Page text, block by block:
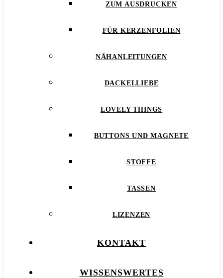
ZUM AUSDRUCKEN
FÜR KERZENFOLIEN
NÄHANLEITUNGEN
DACKELLIEBE
LOVELY THINGS
BUTTONS UND MAGNETE
STOFFE
TASSEN
LIZENZEN
KONTAKT
WISSENSWERTES